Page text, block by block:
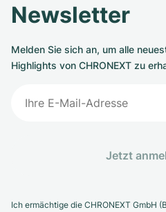
Newsletter
Melden Sie sich an, um alle
Highlights von CHRONEXT zu
Jetzt
Ich ermächtige die CHRONEXT GmbH